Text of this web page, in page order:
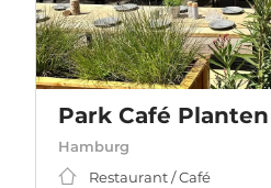
Park Café
Hamburg
Restaurant / Café